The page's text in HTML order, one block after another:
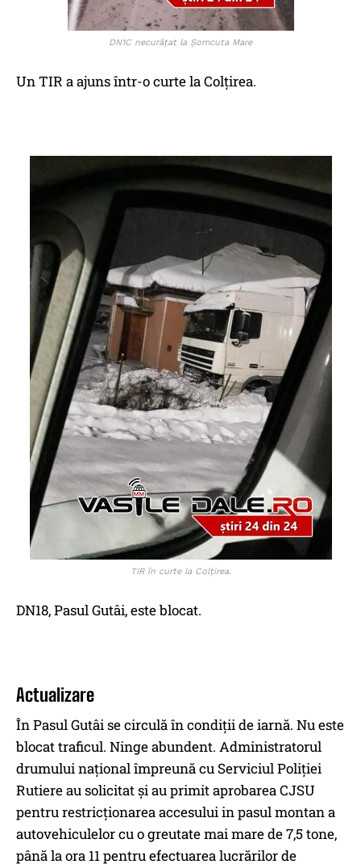
DN1C necurăţat la Şomcuta Mare
Un TIR a ajuns într-o curte la Colţirea.
TIR în curte la Colţirea.
DN18, Pasul Gutâi, este blocat.
Actualizare
În Pasul Gutâi se circulă în condiții de iarnă. Nu este
blocat traficul. Ninge abundent. Administratorul
drumului național împreună cu Serviciul Poliției
Rutiere au solicitat și au primit aprobarea CJSU
pentru restricționarea accesului in pasul montan a
autovehiculelor cu o greutate mai mare de 7,5 tone,
până la ora 11 pentru efectuarea lucrărilor de